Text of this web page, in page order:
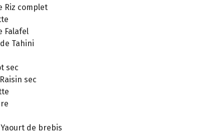
Riz complet
Falafel
Tahini
sec
sec
de brebis